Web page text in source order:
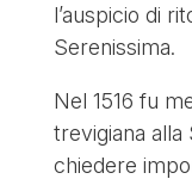
l’auspicio di
Serenissima.
Nel 1516 fu
trevigiana alla
chiedere